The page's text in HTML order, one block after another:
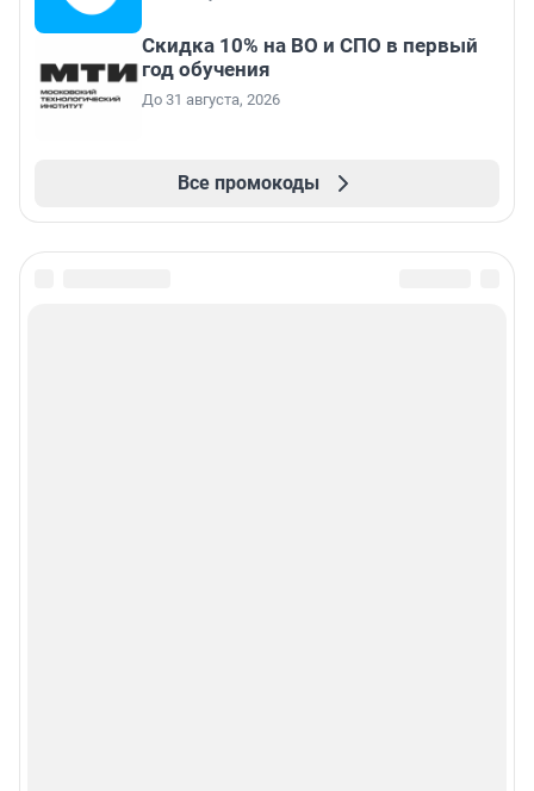
Скидка 10% на ВО и СПО в первый
год обучения
До 31 августа, 2026
Все промокоды